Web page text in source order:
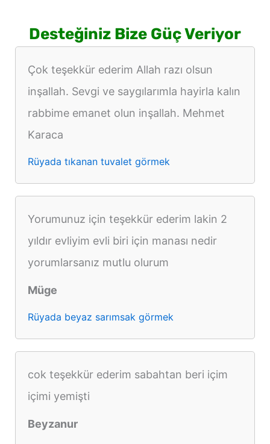
Desteğiniz Bize Güç Veriyor
Çok teşekkür ederim Allah razı olsun
inşallah. Sevgi ve saygılarımla hayirla kalın
rabbime emanet olun inşallah. Mehmet
Karaca
Rüyada tıkanan tuvalet görmek
Yorumunuz için teşekkür ederim lakin 2
yıldır evliyim evli biri için manası nedir
yorumlarsanız mutlu olurum
Müge
Rüyada beyaz sarımsak görmek
cok teşekkür ederim sabahtan beri içim
içimi yemişti
Beyzanur